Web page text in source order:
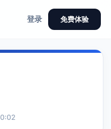
登录 免费体验